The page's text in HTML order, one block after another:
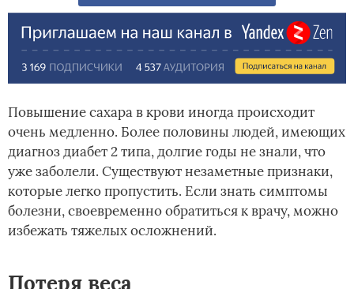
Повышение сахара в крови иногда происходит
очень медленно. Более половины людей, имеющих
диагноз диабет 2 типа, долгие годы не знали, что
уже заболели. Существуют незаметные признаки,
которые легко пропустить. Если знать симптомы
болезни, своевременно обратиться к врачу, можно
избежать тяжелых осложнений.
Потеря веса